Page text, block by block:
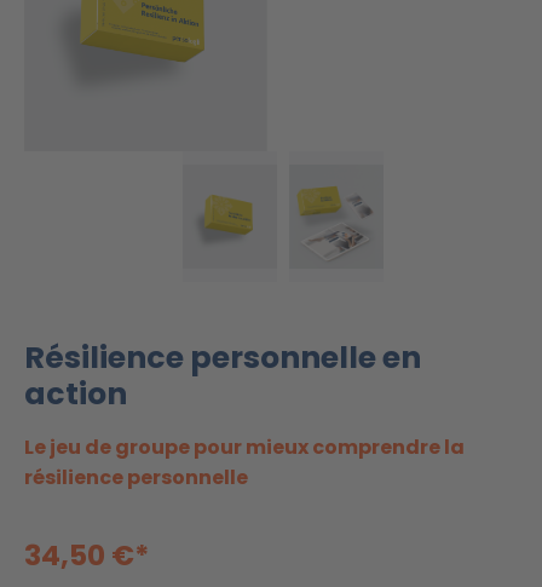
Résilience personnelle en
action
Le jeu de groupe pour mieux comprendre la
résilience personnelle
34,50 €*